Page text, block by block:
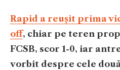
Rapid a reușit prima
off, chiar pe teren
FCSB, scor 1-0, iar
vorbit despre cele